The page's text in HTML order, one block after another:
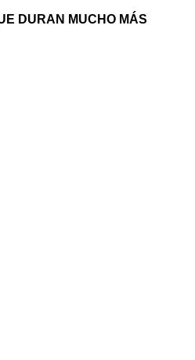
DURAN MUCHO MÁS